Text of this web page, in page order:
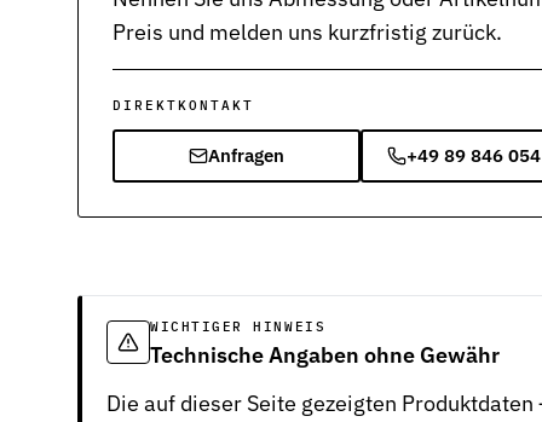
Werkstoffe
Werkstoffe in der Dichtungstechnik – Grundlagen, Eigenschaften
ISO, DIN und EN-Normen in der Dichtungstechnik – Übersicht
Richtlinien & Zulassungen
REACH, RoHS, PFAS, FDA, LkSG und weitere Richtlinien für
Preis und melden uns kurzfristig zurück.
DIREKTKONTAKT
Anfragen +49 89 846 054
WICHTIGER HINWEIS
Technische Angaben ohne Gewähr
Die auf dieser Seite gezeigten